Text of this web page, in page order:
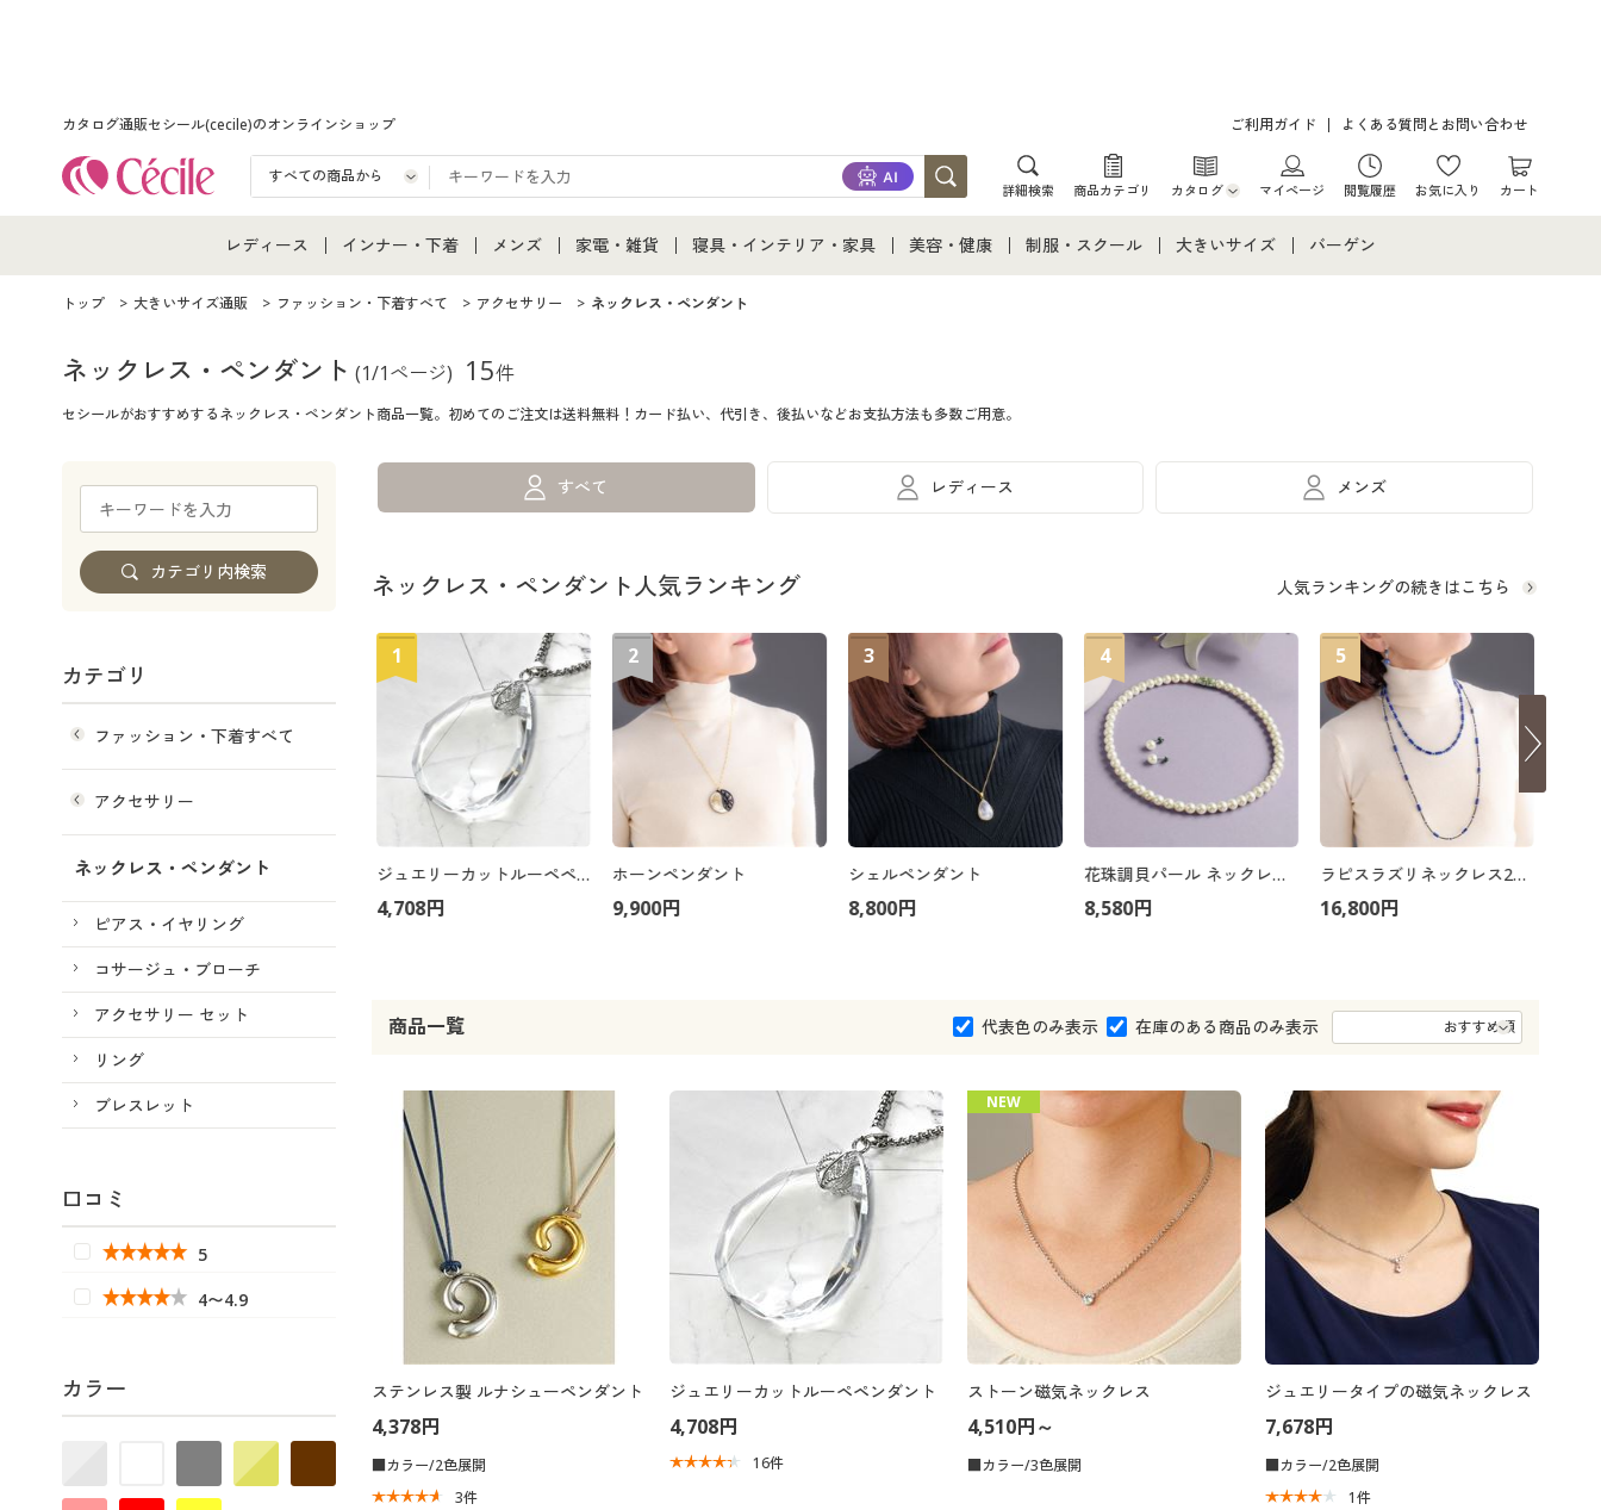
カタログ通販セシール(cecile)のオンラインショップ ご利用ガイド よくある質問とお問い合わせ
詳細検索 商品カテゴリ カタログ
カタログ・チラシからのご注文
マイページ 閲覧履歴 お気に入り カート
レディース
レディース通販すべて
レディースファッション
女性下着
インナー・下着
インナー・下着通販すべて
メンズ下着
ジュニア・ティーンズ下着
メンズ
メンズ通販すべて
メンズ下着
家電・雑貨
家電・雑貨すべて
キッチン・雑貨・日用品
寝具・インテリア・家具
寝具・インテリア・家具通販すべて
寝具・ベッド
カーテン・ラグ・ファブリック
美容・健康 制服・スクール 大きいサイズ
大きいサイズ メンズ
バーゲン
トップ 大きいサイズ通販 ファッション・下着すべて アクセサリー ネックレス・ペンダント
ネックレス・ペンダント (1/1ページ) 15件
セシールがおすすめするネックレス・ペンダント商品一覧。初めてのご注文は送料無料！カード払い、代引き、後払いなどお支払方法も多数ご用意。
すべて レディース メンズ
ネックレス・ペンダント人気ランキング 人気ランキングの続きはこちら
1
ジュエリーカットルーペペンダント
4,708円
2
ホーンペンダント
9,900円
3
シェルペンダント
8,800円
4
花珠調貝パール ネックレスセット 全長47cm
8,580円
5
ラピスラズリネックレス2本組
16,800円
商品一覧 代表色のみ表示 在庫のある商品のみ表示
ステンレス製 ルナシューペンダント
4,378円
■カラー/2色展開
3件
ジュエリーカットルーペペンダント
4,708円
16件
NEW
ストーン磁気ネックレス
4,510円～
■カラー/3色展開
ジュエリータイプの磁気ネックレス
7,678円
■カラー/2色展開
1件
カテゴリ
ファッション・下着すべて
アクセサリー
ネックレス・ペンダント
ピアス・イヤリング
コサージュ・ブローチ
アクセサリー セット
リング
ブレスレット
口コミ
5
4〜4.9
カラー